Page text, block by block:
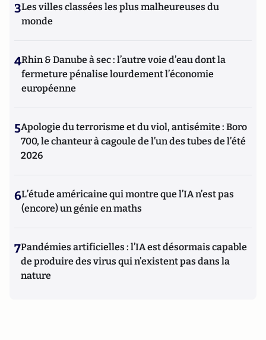
3Les villes classées les plus malheureuses du
monde
4Rhin & Danube à sec : l’autre voie d’eau dont la
fermeture pénalise lourdement l’économie
européenne
5Apologie du terrorisme et du viol, antisémite : Boro
700, le chanteur à cagoule de l’un des tubes de l’été
2026
6L’étude américaine qui montre que l’IA n’est pas
(encore) un génie en maths
7Pandémies artificielles : l’IA est désormais capable
de produire des virus qui n’existent pas dans la
nature